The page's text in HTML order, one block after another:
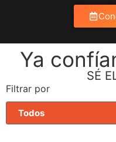
Ya
SÉ
Filtrar por